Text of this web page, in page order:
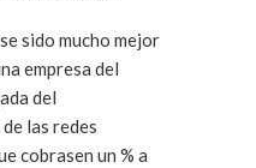
sido mucho mejor
empresa del
del
las redes
cobrasen un % a